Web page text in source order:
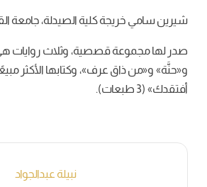
شيرين سامي خريجة كلية الصيدلة، جامعة
صدر لها مجموعة قصصية، وثلاث روايات
أفتقدك» (3 طبعات).
نبيلة عبدالجواد